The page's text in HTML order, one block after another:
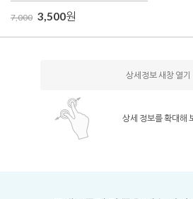
7,000 3,500원
상세정보 새창 열기
상세 정보를 확대해